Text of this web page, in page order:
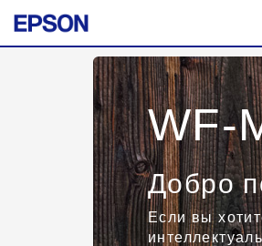
WF-
Добро
Если вы